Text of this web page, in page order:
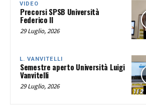
VIDEO
Precorsi SPSB Università
Federico II
29 Luglio, 2026
L. VANVITELLI
Semestre aperto Università Luigi
Vanvitelli
29 Luglio, 2026